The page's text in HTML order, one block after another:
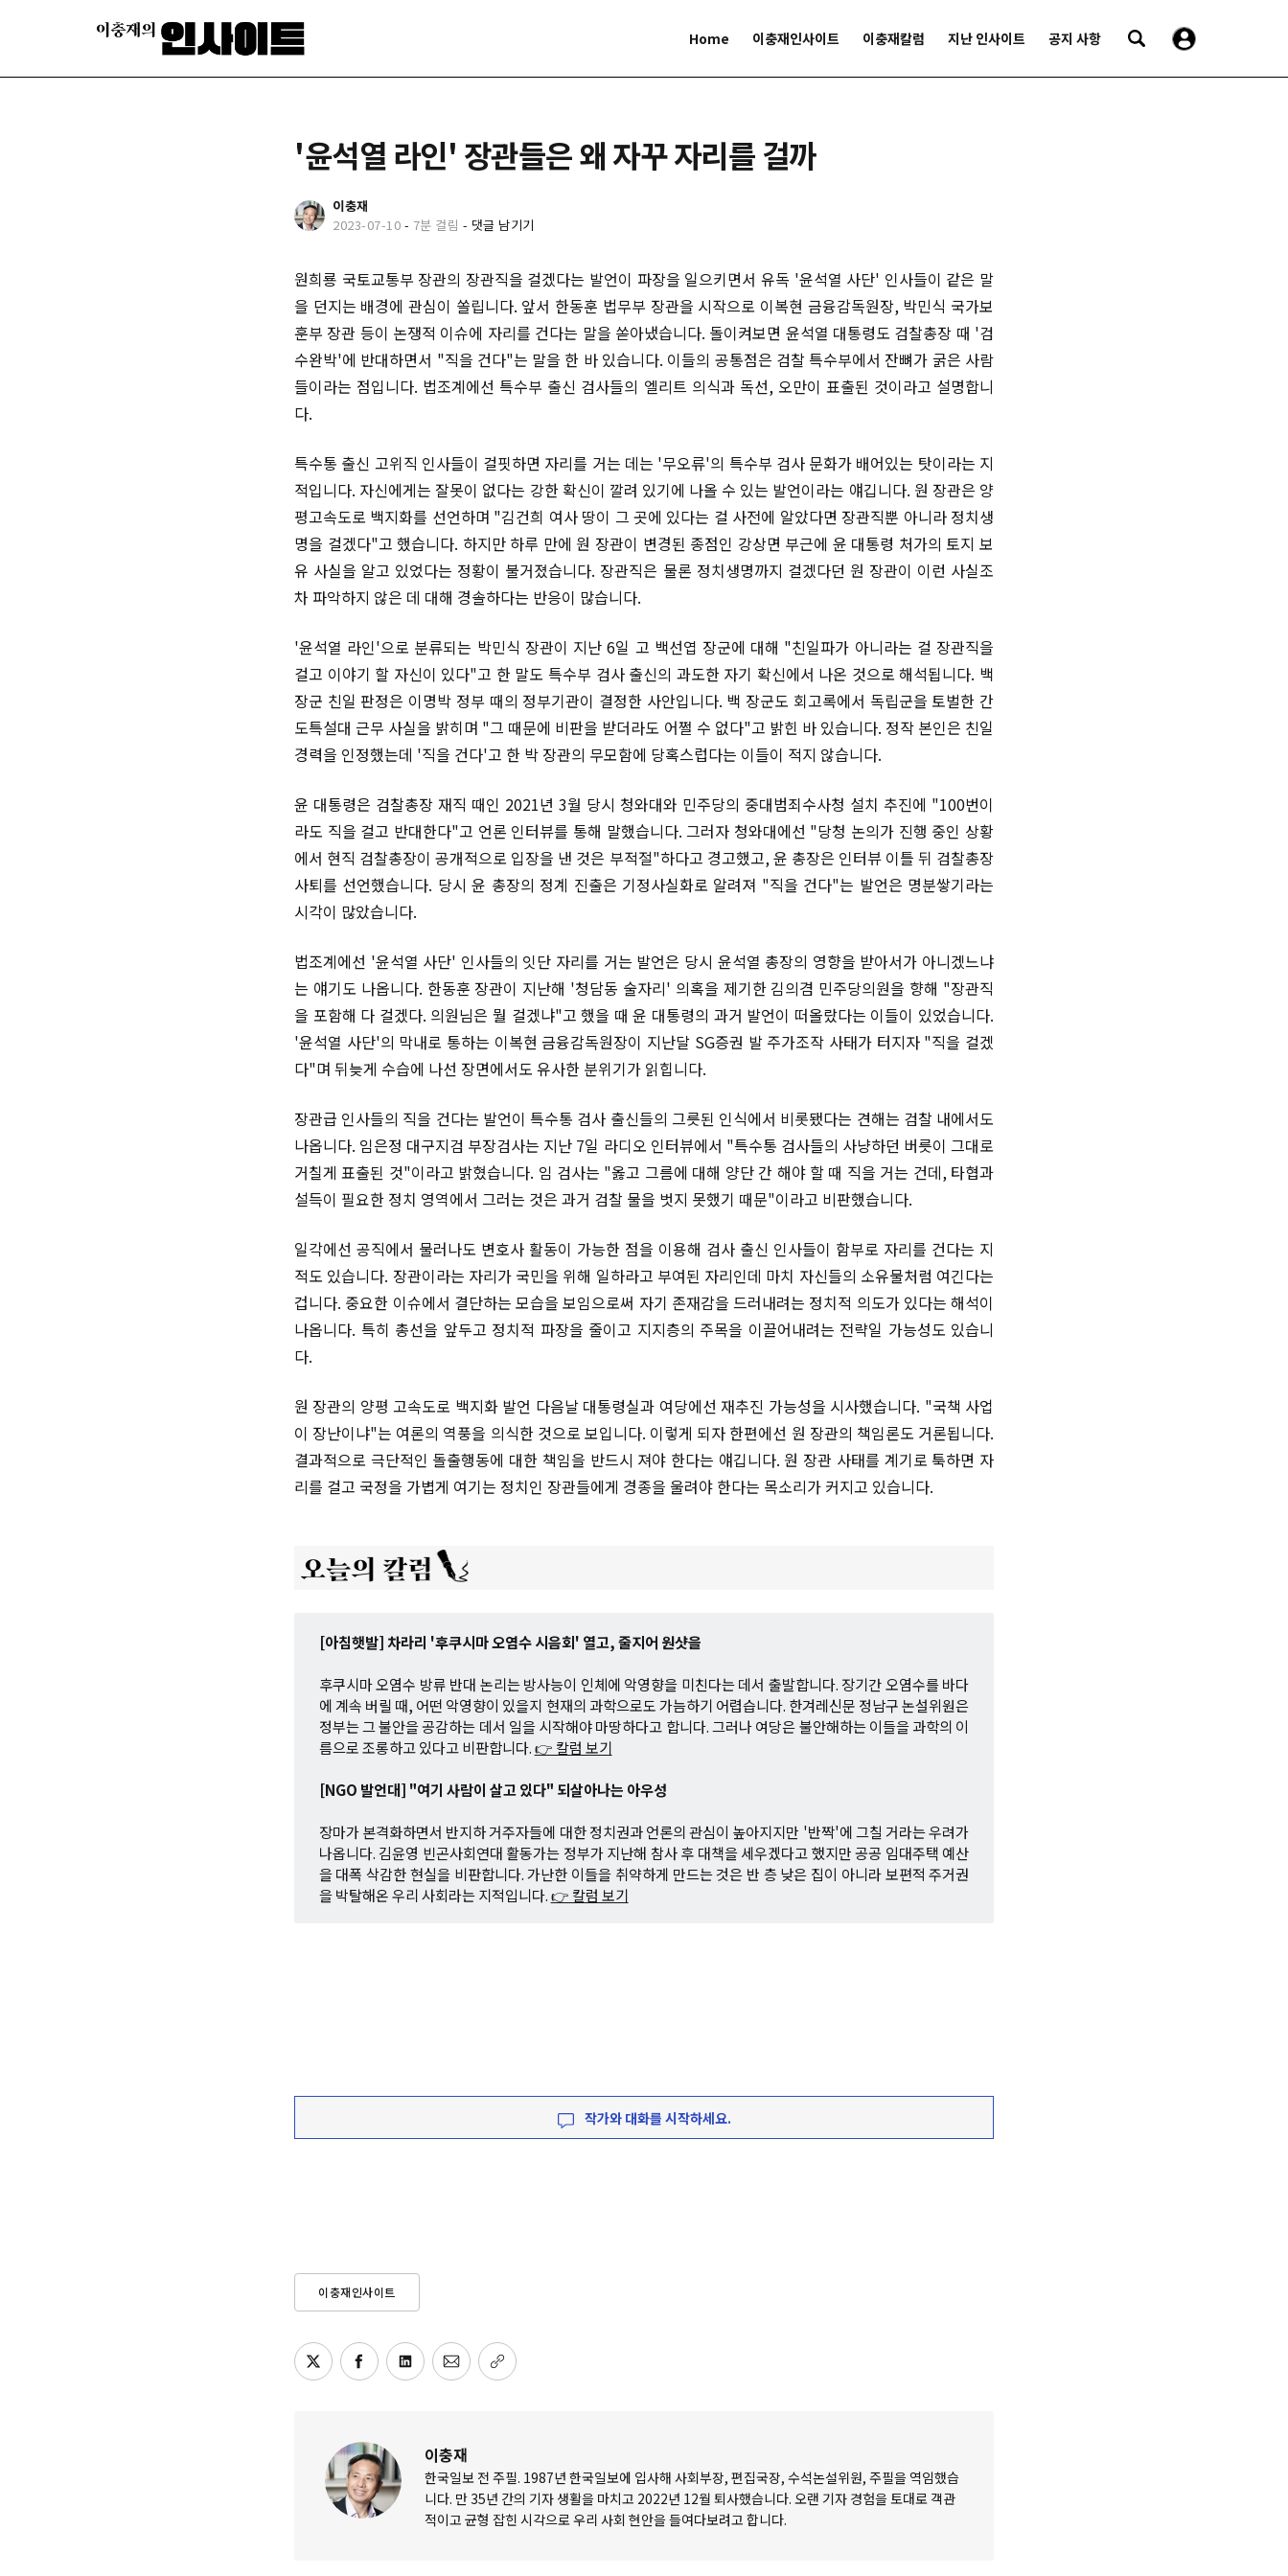
Home 이충재인사이트 이충재칼럼 지난 인사이트 공지 사항
'윤석열 라인' 장관들은 왜 자꾸 자리를 걸까
이충재
2023-07-10 - 7분 걸림 - 댓글 남기기
원희룡 국토교통부 장관의 장관직을 걸겠다는 발언이 파장을 일으키면서 유독 '윤석열 사단' 인사들이 같은 말
을 던지는 배경에 관심이 쏠립니다. 앞서 한동훈 법무부 장관을 시작으로 이복현 금융감독원장, 박민식 국가보
훈부 장관 등이 논쟁적 이슈에 자리를 건다는 말을 쏟아냈습니다. 돌이켜보면 윤석열 대통령도 검찰총장 때 '검
수완박'에 반대하면서 "직을 건다"는 말을 한 바 있습니다. 이들의 공통점은 검찰 특수부에서 잔뼈가 굵은 사람
들이라는 점입니다. 법조계에선 특수부 출신 검사들의 엘리트 의식과 독선, 오만이 표출된 것이라고 설명합니
다.
특수통 출신 고위직 인사들이 걸핏하면 자리를 거는 데는 '무오류'의 특수부 검사 문화가 배어있는 탓이라는 지
적입니다. 자신에게는 잘못이 없다는 강한 확신이 깔려 있기에 나올 수 있는 발언이라는 얘깁니다. 원 장관은 양
평고속도로 백지화를 선언하며 "김건희 여사 땅이 그 곳에 있다는 걸 사전에 알았다면 장관직뿐 아니라 정치생
명을 걸겠다"고 했습니다. 하지만 하루 만에 원 장관이 변경된 종점인 강상면 부근에 윤 대통령 처가의 토지 보
유 사실을 알고 있었다는 정황이 불거졌습니다. 장관직은 물론 정치생명까지 걸겠다던 원 장관이 이런 사실조
차 파악하지 않은 데 대해 경솔하다는 반응이 많습니다.
'윤석열 라인'으로 분류되는 박민식 장관이 지난 6일 고 백선엽 장군에 대해 "친일파가 아니라는 걸 장관직을
걸고 이야기 할 자신이 있다"고 한 말도 특수부 검사 출신의 과도한 자기 확신에서 나온 것으로 해석됩니다. 백
장군 친일 판정은 이명박 정부 때의 정부기관이 결정한 사안입니다. 백 장군도 회고록에서 독립군을 토벌한 간
도특설대 근무 사실을 밝히며 "그 때문에 비판을 받더라도 어쩔 수 없다"고 밝힌 바 있습니다. 정작 본인은 친일
경력을 인정했는데 '직을 건다'고 한 박 장관의 무모함에 당혹스럽다는 이들이 적지 않습니다.
윤 대통령은 검찰총장 재직 때인 2021년 3월 당시 청와대와 민주당의 중대범죄수사청 설치 추진에 "100번이
라도 직을 걸고 반대한다"고 언론 인터뷰를 통해 말했습니다. 그러자 청와대에선 "당청 논의가 진행 중인 상황
에서 현직 검찰총장이 공개적으로 입장을 낸 것은 부적절"하다고 경고했고, 윤 총장은 인터뷰 이틀 뒤 검찰총장
사퇴를 선언했습니다. 당시 윤 총장의 정계 진출은 기정사실화로 알려져 "직을 건다"는 발언은 명분쌓기라는
시각이 많았습니다.
법조계에선 '윤석열 사단' 인사들의 잇단 자리를 거는 발언은 당시 윤석열 총장의 영향을 받아서가 아니겠느냐
는 얘기도 나옵니다. 한동훈 장관이 지난해 '청담동 술자리' 의혹을 제기한 김의겸 민주당의원을 향해 "장관직
을 포함해 다 걸겠다. 의원님은 뭘 걸겠냐"고 했을 때 윤 대통령의 과거 발언이 떠올랐다는 이들이 있었습니다.
'윤석열 사단'의 막내로 통하는 이복현 금융감독원장이 지난달 SG증권 발 주가조작 사태가 터지자 "직을 걸겠
다"며 뒤늦게 수습에 나선 장면에서도 유사한 분위기가 읽힙니다.
장관급 인사들의 직을 건다는 발언이 특수통 검사 출신들의 그릇된 인식에서 비롯됐다는 견해는 검찰 내에서도
나옵니다. 임은정 대구지검 부장검사는 지난 7일 라디오 인터뷰에서 "특수통 검사들의 사냥하던 버릇이 그대로
거칠게 표출된 것"이라고 밝혔습니다. 임 검사는 "옳고 그름에 대해 양단 간 해야 할 때 직을 거는 건데, 타협과
설득이 필요한 정치 영역에서 그러는 것은 과거 검찰 물을 벗지 못했기 때문"이라고 비판했습니다.
일각에선 공직에서 물러나도 변호사 활동이 가능한 점을 이용해 검사 출신 인사들이 함부로 자리를 건다는 지
적도 있습니다. 장관이라는 자리가 국민을 위해 일하라고 부여된 자리인데 마치 자신들의 소유물처럼 여긴다는
겁니다. 중요한 이슈에서 결단하는 모습을 보임으로써 자기 존재감을 드러내려는 정치적 의도가 있다는 해석이
나옵니다. 특히 총선을 앞두고 정치적 파장을 줄이고 지지층의 주목을 이끌어내려는 전략일 가능성도 있습니
다.
원 장관의 양평 고속도로 백지화 발언 다음날 대통령실과 여당에선 재추진 가능성을 시사했습니다. "국책 사업
이 장난이냐"는 여론의 역풍을 의식한 것으로 보입니다. 이렇게 되자 한편에선 원 장관의 책임론도 거론됩니다.
결과적으로 극단적인 돌출행동에 대한 책임을 반드시 져야 한다는 얘깁니다. 원 장관 사태를 계기로 툭하면 자
리를 걸고 국정을 가볍게 여기는 정치인 장관들에게 경종을 울려야 한다는 목소리가 커지고 있습니다.
[아침햇발] 차라리 '후쿠시마 오염수 시음회' 열고, 줄지어 원샷을
후쿠시마 오염수 방류 반대 논리는 방사능이 인체에 악영향을 미친다는 데서 출발합니다. 장기간 오염수를 바다
에 계속 버릴 때, 어떤 악영향이 있을지 현재의 과학으로도 가늠하기 어렵습니다. 한겨레신문 정남구 논설위원은
정부는 그 불안을 공감하는 데서 일을 시작해야 마땅하다고 합니다. 그러나 여당은 불안해하는 이들을 과학의 이
름으로 조롱하고 있다고 비판합니다.👉 칼럼 보기
[NGO 발언대] "여기 사람이 살고 있다" 되살아나는 아우성
장마가 본격화하면서 반지하 거주자들에 대한 정치권과 언론의 관심이 높아지지만 '반짝'에 그칠 거라는 우려가
나옵니다. 김윤영 빈곤사회연대 활동가는 정부가 지난해 참사 후 대책을 세우겠다고 했지만 공공 임대주택 예산
을 대폭 삭감한 현실을 비판합니다. 가난한 이들을 취약하게 만드는 것은 반 층 낮은 집이 아니라 보편적 주거권
을 박탈해온 우리 사회라는 지적입니다.👉 칼럼 보기
작가와 대화를 시작하세요.
이충재인사이트
이충재
한국일보 전 주필. 1987년 한국일보에 입사해 사회부장, 편집국장, 수석논설위원, 주필을 역임했습
니다. 만 35년 간의 기자 생활을 마치고 2022년 12월 퇴사했습니다. 오랜 기자 경험을 토대로 객관
적이고 균형 잡힌 시각으로 우리 사회 현안을 들여다보려고 합니다.